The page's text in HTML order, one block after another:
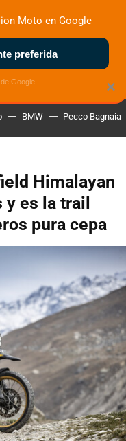
MOTOS ELÉCTRICAS
BMW Pecco Bagnaia
Himalayan
es la trail
pura cepa
×
Moto en Google
preferida
Google